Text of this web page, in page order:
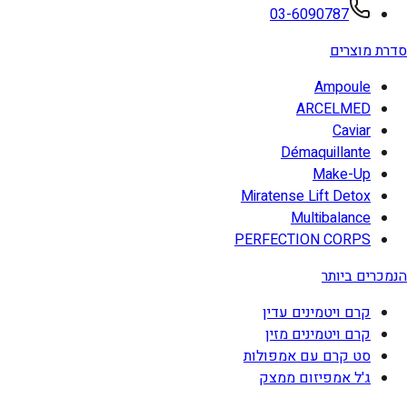
03-6090787
סדרת מוצרים
Ampoule
ARCELMED
Caviar
Démaquillante
Make-Up
Miratense Lift Detox
Multibalance
PERFECTION CORPS
הנמכרים ביותר
קרם ויטמינים עדין
קרם ויטמינים מזין
סט קרם עם אמפולות
ג'ל אמפיזום ממצק